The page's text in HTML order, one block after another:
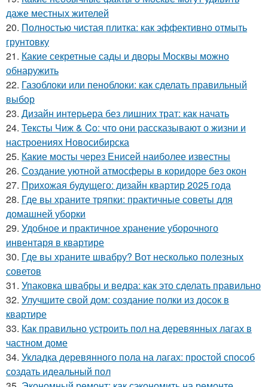
даже местных жителей
20. Полностью чистая плитка: как эффективно отмыть
грунтовку
21. Какие секретные сады и дворы Москвы можно
обнаружить
22. Газоблоки или пеноблоки: как сделать правильный
выбор
23. Дизайн интерьера без лишних трат: как начать
24. Тексты Чиж & Co: что они рассказывают о жизни и
настроениях Новосибирска
25. Какие мосты через Енисей наиболее известны
26. Создание уютной атмосферы в коридоре без окон
27. Прихожая будущего: дизайн квартир 2025 года
28. Где вы храните тряпки: практичные советы для
домашней уборки
29. Удобное и практичное хранение уборочного
инвентаря в квартире
30. Где вы храните швабру? Вот несколько полезных
советов
31. Упаковка швабры и ведра: как это сделать правильно
32. Улучшите свой дом: создание полки из досок в
квартире
33. Как правильно устроить пол на деревянных лагах в
частном доме
34. Укладка деревянного пола на лагах: простой способ
создать идеальный пол